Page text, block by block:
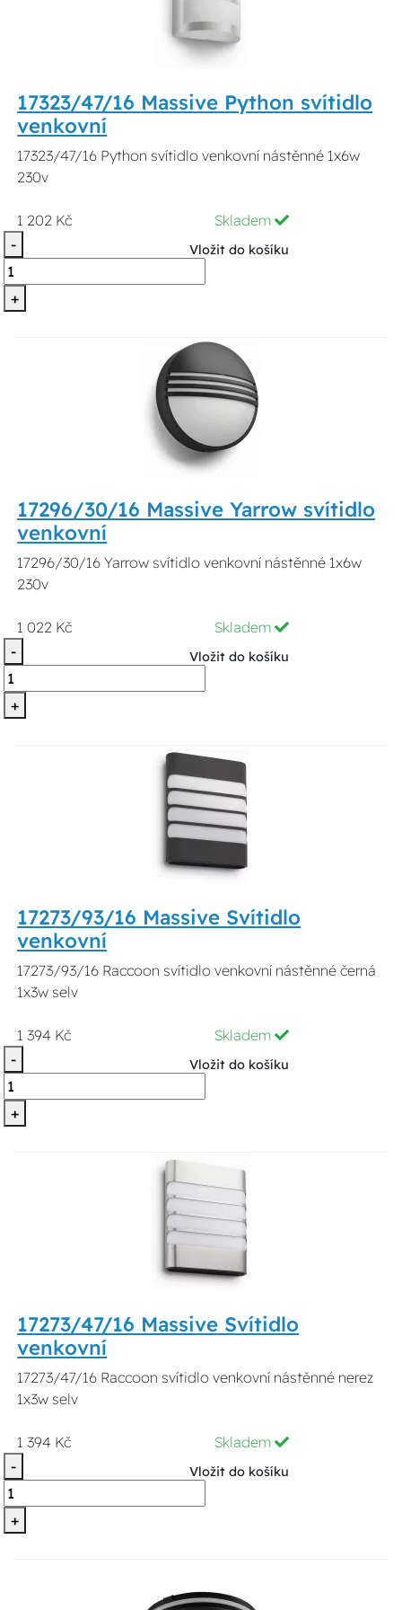
17323/47/16 Massive Python svítidlo
venkovní
17323/47/16 Python svítidlo venkovní nástěnné 1x6w
230v
1 202 Kč
Skladem
-
+
Vložit do košíku
17296/30/16 Massive Yarrow svítidlo
venkovní
17296/30/16 Yarrow svítidlo venkovní nástěnné 1x6w
230v
1 022 Kč
Skladem
-
+
Vložit do košíku
17273/93/16 Massive Svítidlo
venkovní
17273/93/16 Raccoon svítidlo venkovní nástěnné černá
1x3w selv
1 394 Kč
Skladem
-
+
Vložit do košíku
17273/47/16 Massive Svítidlo
venkovní
17273/47/16 Raccoon svítidlo venkovní nástěnné nerez
1x3w selv
1 394 Kč
Skladem
-
+
Vložit do košíku